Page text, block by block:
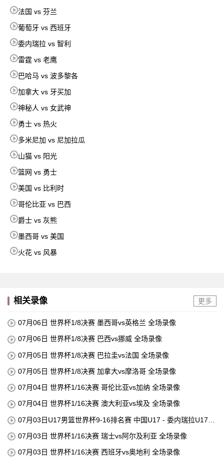
法国 vs 芬兰
葡萄牙 vs 西班牙
委内瑞拉 vs 智利
雷霆 vs 老鹰
巴哈马 vs 波多黎各
加拿大 vs 牙买加
神秘人 vs 女武神
勇士 vs 热火
多米尼加 vs 尼加拉瓜
山猫 vs 阳光
篮网 vs 勇士
美国 vs 比利时
哥伦比亚 vs 巴西
爵士 vs 灰熊
墨西哥 vs 美国
火花 vs 风暴
相关录像 更多
07月06日 世界杯1/8决赛 墨西哥vs英格兰 全场录像
07月06日 世界杯1/8决赛 巴西vs挪威 全场录像
07月05日 世界杯1/8决赛 巴拉圭vs法国 全场录像
07月05日 世界杯1/8决赛 加拿大vs摩洛哥 全场录像
07月04日 世界杯1/16决赛 哥伦比亚vs加纳 全场录像
07月04日 世界杯1/16决赛 澳大利亚vs埃及 全场录像
07月03日U17男篮世界杯9-16排名赛 中国U17 - 委内瑞拉U17
07月03日 世界杯1/16决赛 瑞士vs阿尔及利亚 全场录像
07月03日 世界杯1/16决赛 西班牙vs奥地利 全场录像